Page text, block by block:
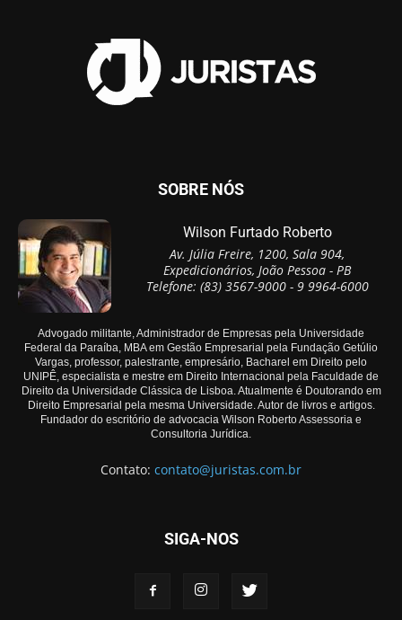
SOBRE NÓS
Wilson Furtado Roberto
Av. Júlia Freire, 1200, Sala 904,
Expedicionários, João Pessoa - PB
Telefone: (83) 3567-9000 - 9 9964-6000
Advogado militante, Administrador de Empresas pela Universidade
Federal da Paraíba, MBA em Gestão Empresarial pela Fundação Getúlio
Vargas, professor, palestrante, empresário, Bacharel em Direito pelo
UNIPÊ, especialista e mestre em Direito Internacional pela Faculdade de
Direito da Universidade Clássica de Lisboa. Atualmente é Doutorando em
Direito Empresarial pela mesma Universidade. Autor de livros e artigos.
Fundador do escritório de advocacia Wilson Roberto Assessoria e
Consultoria Jurídica.
Contato: contato@juristas.com.br
SIGA-NOS